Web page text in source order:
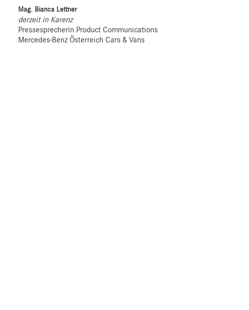
Mag. Bianca Lettner
derzeit in Karenz
Pressesprecherin Product Communications
Mercedes-Benz Österreich Cars & Vans